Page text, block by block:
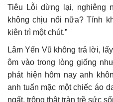
Tiêu Lỗi dừng lại, nghiêng
không chịu nổi nữa? Tính
kiên trì một chút.”
Lâm Yến Vũ không trả lời,
ôm vào trong lòng giống
phát hiện hôm nay anh
anh tuấn mặc một chiếc áo
ngất, trông thật tràn trề sức